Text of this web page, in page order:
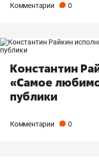
Комментарии 0
Константин
«Самое
публики
Комментарии 0